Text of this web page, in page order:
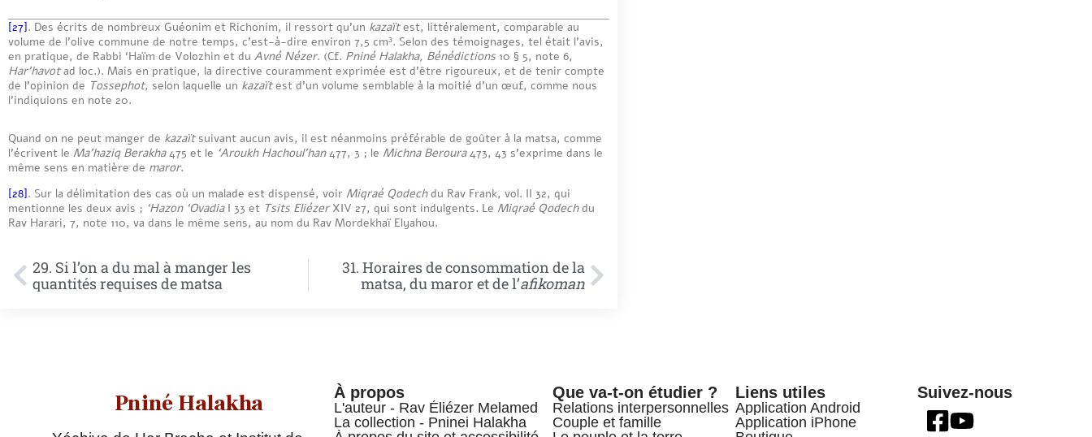
[27]. Des écrits de nombreux Guéonim et Richonim, il ressort qu’un kazaïtest, littéralement, comparable au
volume de l’olive commune de notre temps, c’est-à-dire environ 7,5 cm³. Selon des témoignages, tel était l’avis,
en pratique, de Rabbi ‘Haïm de Volozhin et du Avné Nézer. (Cf. Pniné Halakha, Bénédictions 10 § 5, note 6,
Har’havotad loc.). Mais en pratique, la directive couramment exprimée est d’être rigoureux, et de tenir compte
de l’opinion de Tossephot, selon laquelle un kazaïtest d’un volume semblable à la moitié d’un œuf, comme nous
l’indiquions en note 20.
Quand on ne peut manger de kazaït suivant aucun avis, il est néanmoins préférable de goûter à la matsa, comme
l’écrivent le Ma’haziq Berakha475 et le ‘Aroukh Hachoul’han477, 3 ; le Michna Beroura473, 43 s’exprime dans le
même sens en matière de maror.
[28]. Sur la délimitation des cas où un malade est dispensé, voir Miqraé Qodechdu Rav Frank, vol. II 32, qui
mentionne les deux avis ; ‘Hazon ‘OvadiaI 33 et Tsits EliézerXIV 27, qui sont indulgents. Le Miqraé Qodechdu
Rav Harari, 7, note 110, va dans le même sens, au nom du Rav Mordekhaï Elyahou.
29. Si l’on a du mal à manger les
quantités requises de matsa
31. Horaires de consommation de la
matsa, du maror et de l’afikoman
Pniné Halakha À propos
L'auteur - Rav Éliézer Melamed
La collection - Pninei Halakha
Que va-t-on étudier ?
Relations interpersonnelles
Couple et famille
Liens utiles
Application Android
Application iPhone
Suivez-nous